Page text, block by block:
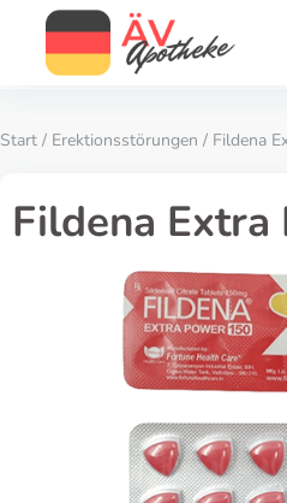
Start / Erektionsstörungen / Fildena
Fildena Extra